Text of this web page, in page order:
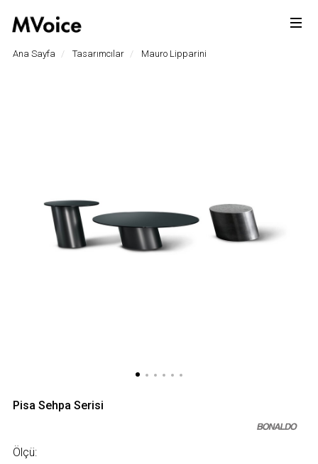
Ana Sayfa Tasarımcılar Mauro Lipparini
Pisa Sehpa Serisi
Ölçü: